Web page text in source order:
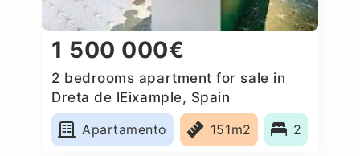
1 500 000€
2 bedrooms apartment for sale in
Dreta de lEixample, Spain
Apartamento
151m2 2